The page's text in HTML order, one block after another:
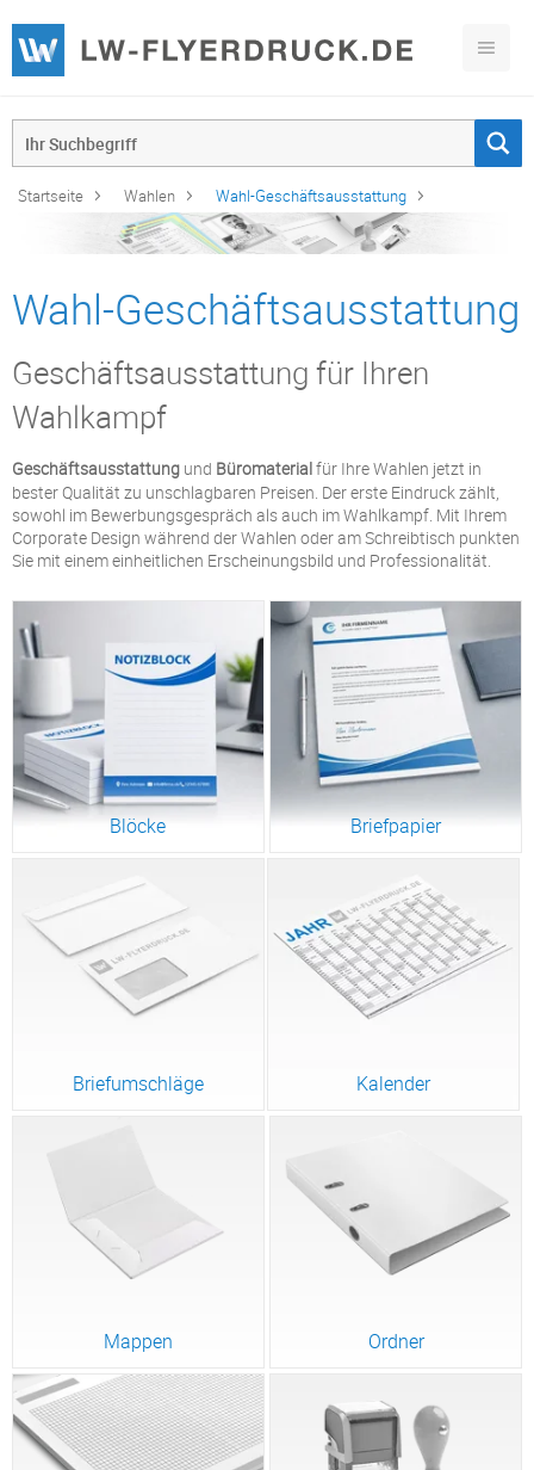
Startseite Wahlen Wahl-Geschäftsausstattung
Wahl-Geschäftsausstattung
Geschäftsausstattung für Ihren
Wahlkampf
Geschäftsausstattung und Büromaterialfür Ihre Wahlen jetzt in
bester Qualität zu unschlagbaren Preisen. Der erste Eindruck zählt,
sowohl im Bewerbungsgespräch als auch im Wahlkampf. Mit Ihrem
Corporate Design während der Wahlen oder am Schreibtisch punkten
Sie mit einem einheitlichen Erscheinungsbild und Professionalität.
Blöcke Briefpapier
Briefumschläge Kalender
Mappen Ordner